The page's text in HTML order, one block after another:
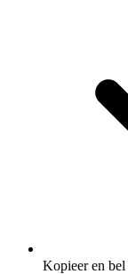
Kopieer en bel